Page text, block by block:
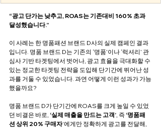
“광고 단가는 낮추고, ROAS는 기존대비 160% 초과
달성했습니다.”
이 사례는 한 명품패션 브랜드 D사의 실제 캠페인 결과
입니다. 명품 브랜드 D는 기존의 ‘명품’이나 ‘럭셔리’ 관
심사 기반 타겟팅에서 벗어나, 광고 효율을 극대화할 수
있는 정교한 타겟팅 전략을 도입해 단기간에 뛰어난 성
과를 거둘 수 있었습니다. 과연 어떻게 이런 성과가 가능
했을까요?
명품 브랜드 D가 단기간에 ROAS를 크게 높일 수 있었
던 비결은 바로, ‘실제 매출을 만드는 고객’ , 즉 ‘명품패
션 상위 20% 구매자’에게만 정확하게 광고를 전달해,